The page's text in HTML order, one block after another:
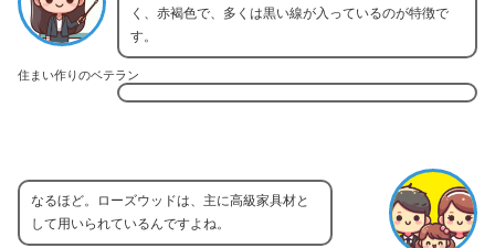
住まい作りのベテラン
く、赤褐色で、多くは黒い線が入っているのが特徴で
す。
なるほど。ローズウッドは、主に高級家具材と
して用いられているんですよね。